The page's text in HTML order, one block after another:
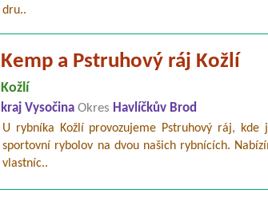
dru..
Kemp a Pstruhový ráj Kožlí
Kožlí
kraj VysočinaOkres Havlíčkův Brod
U rybníka Kožlí provozujeme Pstruhový ráj, kde
sportovní rybolov na dvou našich rybnících.
vlastníc..